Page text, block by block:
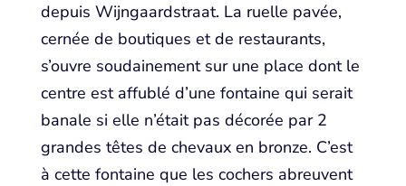
depuis Wijngaardstraat. La ruelle pavée,
cernée de boutiques et de restaurants,
s’ouvre soudainement sur une place dont le
centre est affublé d’une fontaine qui serait
banale si elle n’était pas décorée par 2
grandes têtes de chevaux en bronze. C’est
à cette fontaine que les cochers abreuvent